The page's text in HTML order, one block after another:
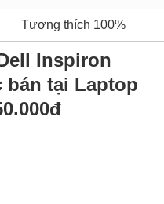
Tương thích 100%
Inspiron
tại Laptop